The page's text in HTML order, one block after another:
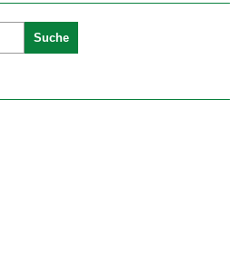
Suche